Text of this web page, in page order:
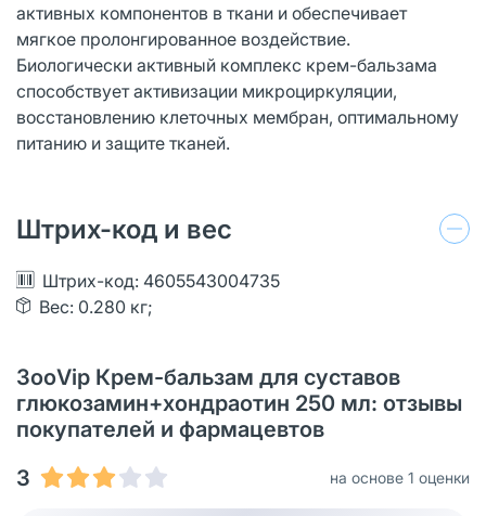
активных компонентов в ткани и обеспечивает
мягкое пролонгированное воздействие.
Биологически активный комплекс крем-бальзама
способствует активизации микроциркуляции,
восстановлению клеточных мембран, оптимальному
питанию и защите тканей.
Штрих-код и вес
Штрих-код: 4605543004735
Вес: 0.280 кг;
ЗооVip Крем-бальзам для суставов
глюкозамин+хондраотин 250 мл: отзывы
покупателей и фармацевтов
3
на основе 1 оценки